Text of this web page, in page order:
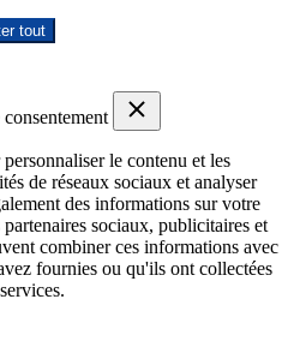
tout
consentement
le contenu et les
de réseaux sociaux et analyser
des informations sur votre
sociaux, publicitaires et
combiner ces informations avec
fournies ou qu'ils ont collectées